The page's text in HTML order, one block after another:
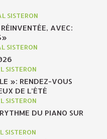
SISTERON
AVEC:
SISTERON
SISTERON
»: RENDEZ-VOUS
DE L’ÉTÉ
SISTERON
DU PIANO SUR
SISTERON